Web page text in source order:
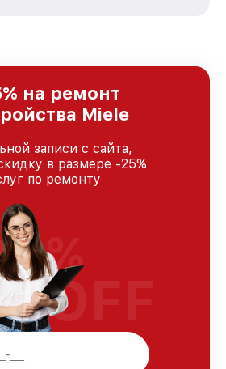
клиентов.
на ремонт
Miele
записи с сайта,
в размере -25%
по ремонту
%
OFF